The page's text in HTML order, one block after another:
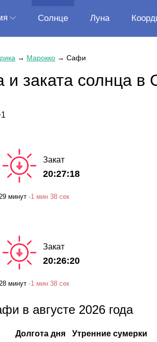
Солнце Луна
→ Марокко → Сафи
и заката солнца в
Закат
20:27:18
29 минут -1 мин 38 сек
Закат
20:26:20
минут -1 мин 38 сек
в августе 2026 года
Долгота дня Утренние сумерки